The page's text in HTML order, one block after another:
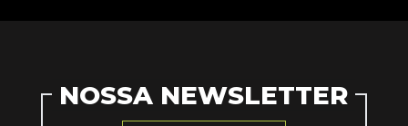
NOSSA NEWSLETTER